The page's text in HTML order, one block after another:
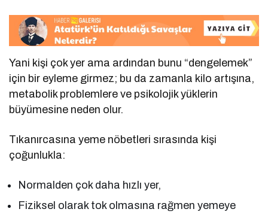
Yani kişi çok yer ama ardından bunu “dengelemek”
için bir eyleme girmez; bu da zamanla kilo artışına,
metabolik problemlere ve psikolojik yüklerin
büyümesine neden olur.
Tıkanırcasına yeme nöbetleri sırasında kişi
çoğunlukla:
Normalden çok daha hızlı yer,
Fiziksel olarak tok olmasına rağmen yemeye